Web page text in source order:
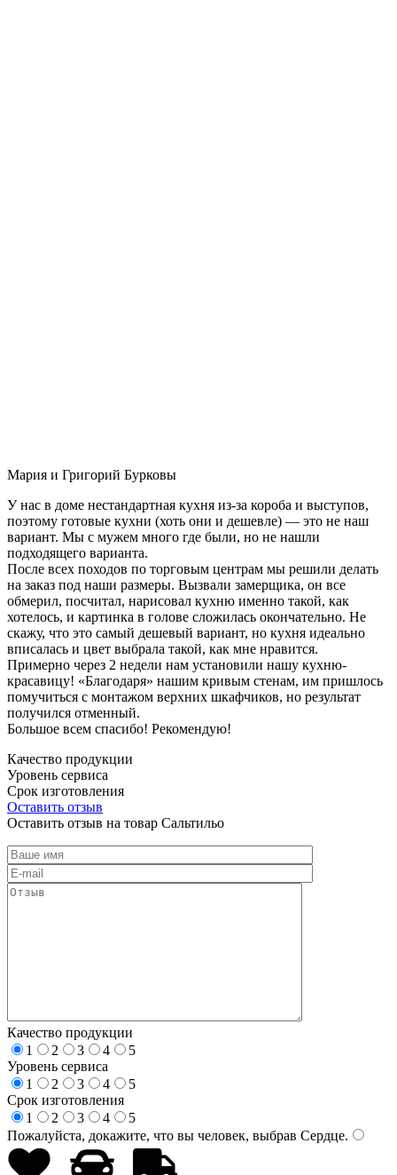
Мария и Григорий Бурковы
У нас в доме нестандартная кухня из-за короба и выступов,
поэтому готовые кухни (хоть они и дешевле) — это не наш
вариант. Мы с мужем много где были, но не нашли
подходящего варианта.
После всех походов по торговым центрам мы решили делать
на заказ под наши размеры. Вызвали замерщика, он все
обмерил, посчитал, нарисовал кухню именно такой, как
хотелось, и картинка в голове сложилась окончательно. Не
скажу, что это самый дешевый вариант, но кухня идеально
вписалась и цвет выбрала такой, как мне нравится.
Примерно через 2 недели нам установили нашу кухню-
красавицу! «Благодаря» нашим кривым стенам, им пришлось
помучиться с монтажом верхних шкафчиков, но результат
получился отменный.
Большое всем спасибо! Рекомендую!
Качество продукции
Уровень сервиса
Срок изготовления
Оставить отзыв
Оставить отзыв на товар Сальтильо
Качество продукции
1
2 3 4
5
Уровень сервиса
1
2 3 4
5
Срок изготовления
1
2 3 4
5
Пожалуйста, докажите, что вы человек, выбрав Сердце.